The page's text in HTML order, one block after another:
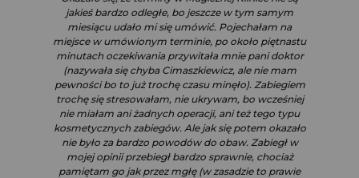
jakieś bardzo odległe, bo jeszcze w tym samym
miesiącu udało mi się umówić. Pojechałam na
miejsce w umówionym terminie, po około piętnastu
minutach oczekiwania przywitała mnie pani doktor
(nazywała się chyba Cimaszkiewicz, ale nie mam
pewności bo to już trochę czasu minęło). Zabiegiem
trochę się stresowałam, nie ukrywam, bo wcześniej
nie miałam ani żadnych operacji, ani też tego typu
kosmetycznych zabiegów. Ale jak się potem okazało
nie było za bardzo powodów do obaw. Zabiegł w
mojej opinii przebiegł bardzo sprawnie, chociaż
pamiętam go jak przez mgłę (w zasadzie to prawie